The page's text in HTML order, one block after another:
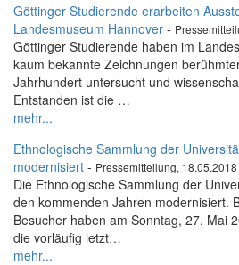
Göttinger Studierende erarbeiten
Landesmuseum Hannover -
Göttinger Studierende haben im
kaum bekannte Zeichnungen
Jahrhundert untersucht und
Entstanden ist die …
mehr...
Ethnologische Sammlung der
modernisiert - Pressemitteilung, 18.05.2018
Die Ethnologische Sammlung der
den kommenden Jahren modernisiert.
Besucher haben am Sonntag, 27. Mai
die vorläufig letzt…
mehr...